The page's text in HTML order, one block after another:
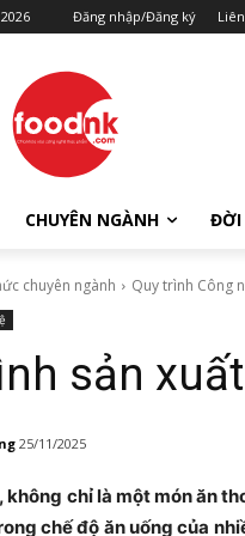
Đăng nhập/Đăng ký
CHUYÊN NGÀNH ĐỜI
chuyên ngành Quy trình Công
sản
25/11/2025
không chỉ là một món ăn
chế độ ăn uống của